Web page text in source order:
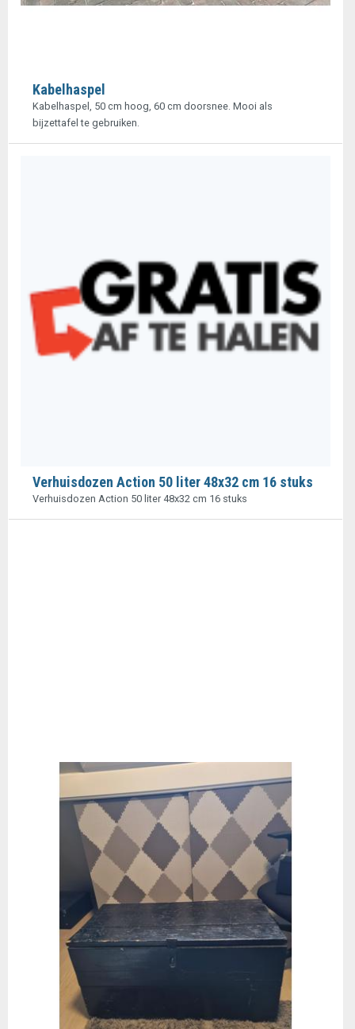
Kabelhaspel
Kabelhaspel, 50 cm hoog, 60 cm doorsnee. Mooi als
bijzettafel te gebruiken.
Verhuisdozen Action 50 liter 48x32 cm 16 stuks
Verhuisdozen Action 50 liter 48x32 cm 16 stuks